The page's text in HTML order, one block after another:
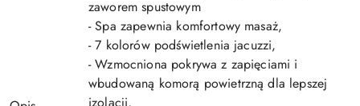
zaworem spustowym
- Spa zapewnia komfortowy masaż,
- 7 kolorów podświetlenia jacuzzi,
- Wzmocniona pokrywa z zapięciami i
wbudowaną komorą powietrzną dla lepszej
izolacji,